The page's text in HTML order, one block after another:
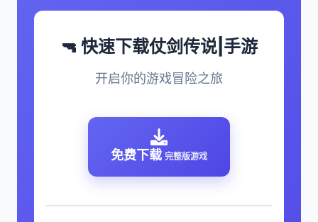
🔫 快速下载仗剑传说|手游
开启你的游戏冒险之旅
免费下载 完整版游戏